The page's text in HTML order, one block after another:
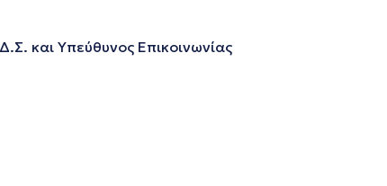
και Υπεύθυνος Επικοινωνίας